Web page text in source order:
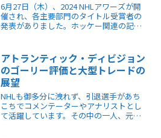
6月27日（木）、2024 NHLアワーズが開
催され、各主要部門のタイトル受賞者の
発表がありました。ホッケー関連の記者
よるMVP＝テッド・リンゼイ賞が大いに
注目を集めました。
アトランティック・ディビジョン
のゴーリー評価と大型トレードの
展望
NHLも御多分に洩れず、引退選手があち
こちでコメンテーターやアナリストとし
て活躍しています。その中の一人、元